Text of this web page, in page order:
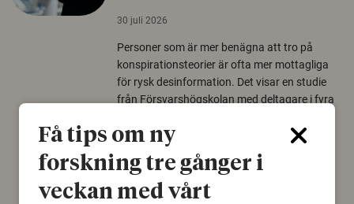
30 juli 2026
Personer som är mer benägna att tro på
konspirationsteorier är ofta mer mottagliga
för rysk desinformation. Det visar en studie
från Försvarshögskolan med deltagare i fyra
Säkerhetspolitik
Få tips om ny
forskning tre gånger i
veckan med vårt